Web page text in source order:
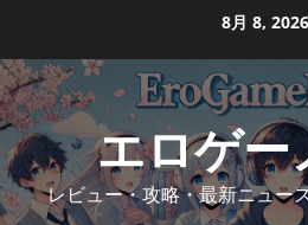
content
8月 8, 2026
エロゲー
レビュー・攻略・最新ニュー